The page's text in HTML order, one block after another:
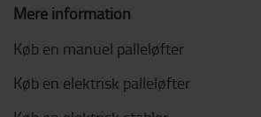
Mere information
Køb en manuel palleløfter
Køb en elektrisk palleløfter